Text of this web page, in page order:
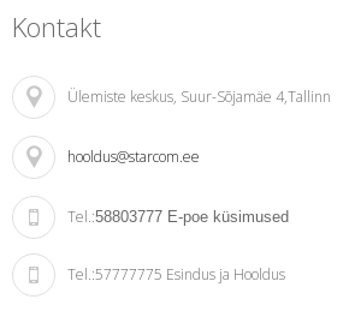
Kontakt
Ülemiste keskus, Suur-Sõjamäe 4,Tallinn
hooldus@starcom.ee
Tel.:58803777 E-poe küsimused
Tel.:57777775 Esindus ja Hooldus